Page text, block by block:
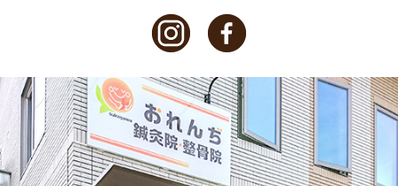
2021年3月(2)
2021年2月(1)
2021年1月(1)
2020年12月(2)
2020年11月 (3)
2020年10月
(1)